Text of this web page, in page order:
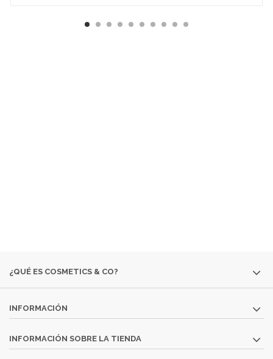
¿QUÉ ES COSMETICS & CO?
INFORMACIÓN
INFORMACIÓN SOBRE LA TIENDA